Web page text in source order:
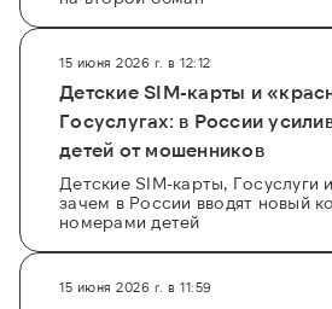
15 июня 2026 г. в 12:12
Детские SIM-карты и
Госуслугах: в России
детей от мошенников
Детские SIM-карты, Госуслуги
зачем в России вводят новый
номерами детей
15 июня 2026 г. в 11:59